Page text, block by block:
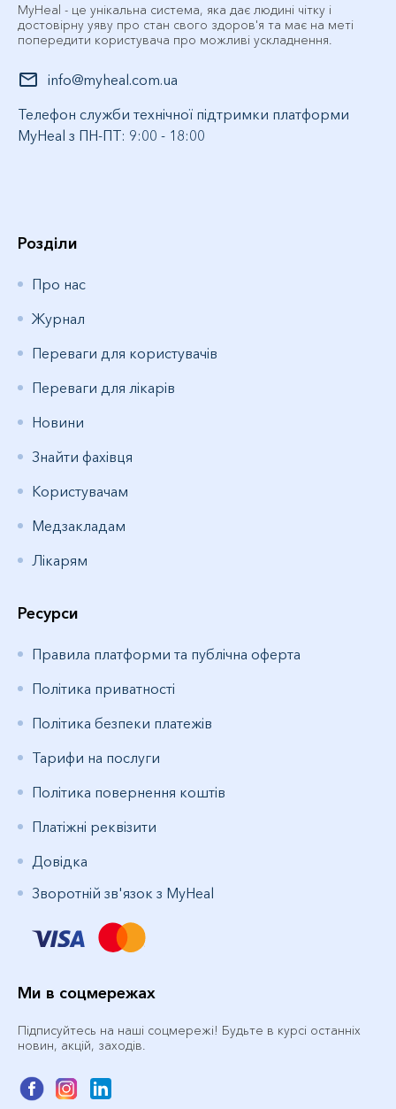
MyHeal - це унікальна система, яка дає людині чітку і
достовірну уяву про стан свого здоров'я та має на меті
попередити користувача про можливі ускладнення.
info@myheal.com.ua
Телефон служби технічної підтримки платформи
MyHeal з ПН-ПТ: 9:00 - 18:00
Розділи
Про нас
Журнал
Переваги для користувачів
Переваги для лікарів
Новини
Знайти фахівця
Користувачам
Медзакладам
Лікарям
Ресурси
Правила платформи та публічна оферта
Політика приватності
Політика безпеки платежів
Тарифи на послуги
Політика повернення коштів
Платіжні реквізити
Довідка
Зворотній зв'язок з MyHeal
Ми в соцмережах
Підписуйтесь на наші соцмережі! Будьте в курсі останніх
новин, акцій, заходів.